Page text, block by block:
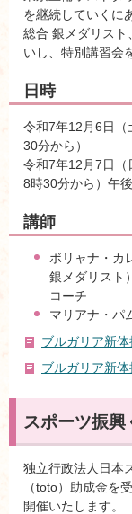
を継続していくに
総合 銀メダリス
いし、特別講習会
日時
令和7年12月6日
30分から）
令和7年12月7日
8時30分から）午
講師
ボリャナ・カ
銀メダリスト
コーチ
マリアナ・パ
ブルガリア新体
ブルガリア新
スポーツ振興
独立行政法人日本
（toto）助成金を
開催いたします。